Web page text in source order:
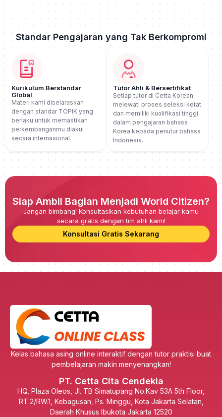
Standar Pengajaran yang Tak Berkompromi
Kurikulum Berstandar
Global
Materi kami diselaraskan
dengan standar TOPIK yang
berlaku untuk memastikan
perkembanganmu diakui
secara internasional.
Tutor Ahli & Bersertifikat
Setiap tutor di Cetta Korean
melewati proses seleksi ketat
dan memiliki kualifikasi tinggi
dalam pengajaran bahasa
Korea kepada penutur bahasa
Indonesia.
Siap Ambil Bagian Menjadi World Citizen?
Jangan bimbang! Konsultasikan kebutuhan belajar kamu
secara gratis dengan tim ahli kami!
Konsultasi Gratis Sekarang
Kelas bahasa asing online interaktif dengan tutor praktisi buat
pembelajaran makin menyenangkan!
PT. Cetta Cita Cendekia
HQ, Plaza Oleos, Jl. TB Simatupang No.Kav 53A 5th Floor,
RT.2/RW.1, Kebagusan, Ps. Minggu, Kota Jakarta Selatan,
Daerah Khusus Ibukota Jakarta 12520